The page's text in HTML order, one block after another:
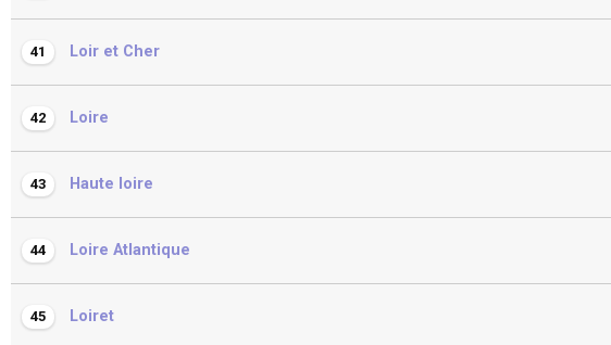
41 Loir et Cher
42 Loire
43 Haute loire
44 Loire Atlantique
45 Loiret